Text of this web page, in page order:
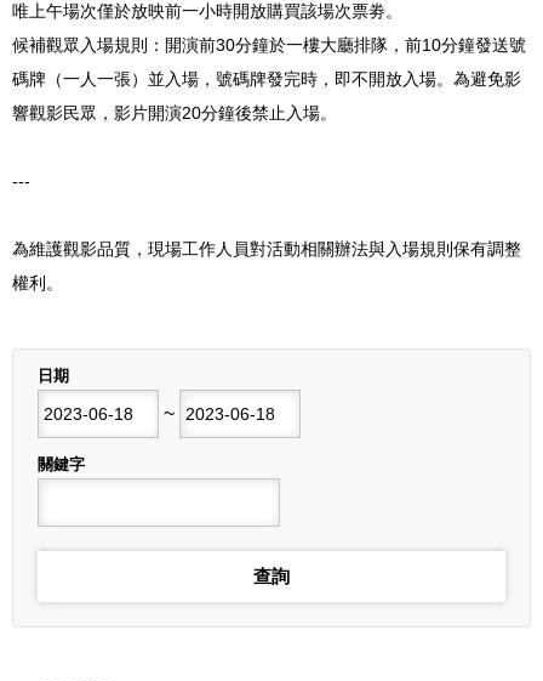
唯上午場次僅於放映前一小時開放購買該場次票劵。
候補觀眾入場規則：開演前30分鐘於一樓大廳排隊，前10分鐘發送號
碼牌（一人一張）並入場，號碼牌發完時，即不開放入場。為避免影
響觀影民眾，影片開演20分鐘後禁止入場。
---
為維護觀影品質，現場工作人員對活動相關辦法與入場規則保有調整
權利。
日期
~
結束日期
關鍵字